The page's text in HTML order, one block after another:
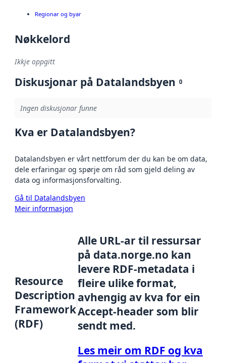
Regionar og byar
Nøkkelord
Ikkje oppgitt
Diskusjonar på Datalandsbyen 0
Ingen diskusjonar funne
Kva er Datalandsbyen?
Datalandsbyen er vårt nettforum der du kan be om data,
dele erfaringar og spørje om råd som gjeld deling av
data og informasjonsforvalting.
Gå til Datalandsbyen
Meir informasjon
Resource
Description
Framework
(RDF)
Alle URL-ar til ressursar
på data.norge.no kan
levere RDF-metadata i
fleire ulike format,
avhengig av kva for ein
Accept-header som blir
sendt med.
Les meir om RDF og kva